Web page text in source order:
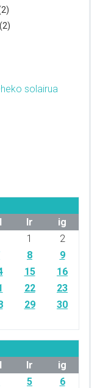
(2)
solairua
lr
ig
1
2
8
9
15
16
22
23
29
30
lr
ig
5
6